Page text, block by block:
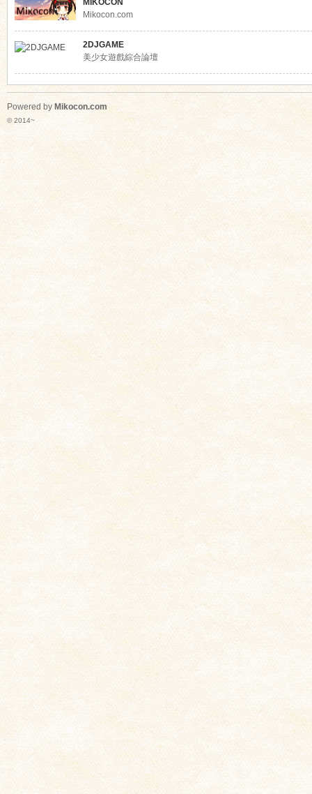
MIKOCON
Mikocon.com
2DJGAME
美少女遊戲綜合論壇
Powered by Mikocon.com
© 2014~